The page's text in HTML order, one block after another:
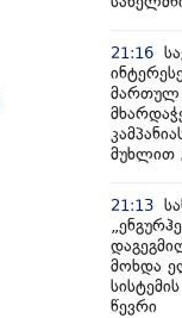
21:16
მართულ
მუხლით
21:13
მოხდა
წევრი